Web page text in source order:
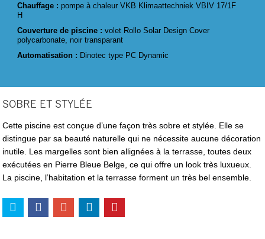
Chauffage : pompe à chaleur VKB Klimaattechniek VBIV 17/1F
H
Couverture de piscine :volet Rollo Solar Design Cover
polycarbonate, noir transparant
Automatisation : Dinotec type PC Dynamic
SOBRE ET STYLÉE
Cette piscine est conçue d’une façon très sobre et stylée. Elle se
distingue par sa beauté naturelle qui ne nécessite aucune décoration
inutile. Les margelles sont bien allignées à la terrasse, toutes deux
exécutées en Pierre Bleue Belge, ce qui offre un look très luxueux.
La piscine, l’habitation et la terrasse forment un très bel ensemble.